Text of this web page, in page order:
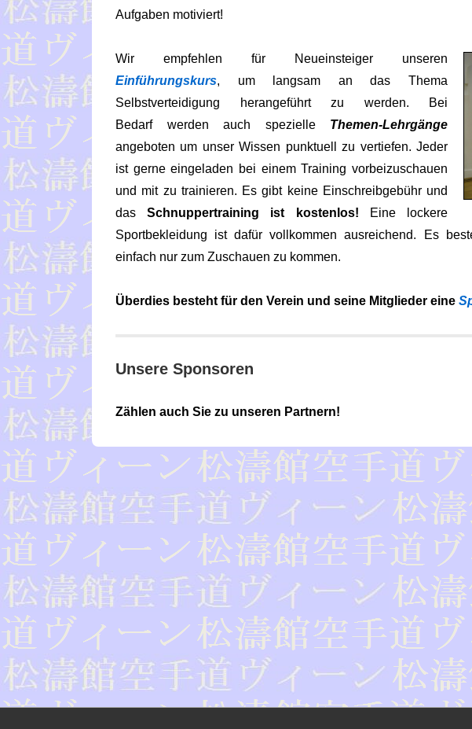
Aufgaben motiviert!
Wir empfehlen für Neueinsteiger unseren
Einführungskurs, um langsam an das Thema
Selbstverteidigung herangeführt zu werden. Bei
Bedarf werden auch spezielle Themen-Lehrgänge
angeboten um unser Wissen punktuell zu vertiefen. Jeder
ist gerne eingeladen bei einem Training vorbeizuschauen
und mit zu trainieren. Es gibt keine Einschreibgebühr und
dasSchnuppertraining ist kostenlos! Eine lockere
Sportbekleidung ist dafür vollkommen ausreichend. Es
einfach nur zum Zuschauen zu kommen.
Überdies besteht für den Verein und seine Mitglieder eine
Unsere Sponsoren
Zählen auch Sie zu unseren Partnern!